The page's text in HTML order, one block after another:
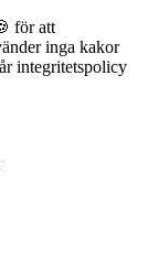
för att
inga kakor
integritetspolicy